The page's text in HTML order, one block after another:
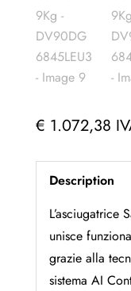
€ 1.072,38
Description
L’asciugatrice
unisce
grazie alla
sistema AI